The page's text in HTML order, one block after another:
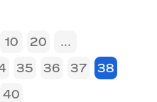
10 20
...
35 36 37
38
40